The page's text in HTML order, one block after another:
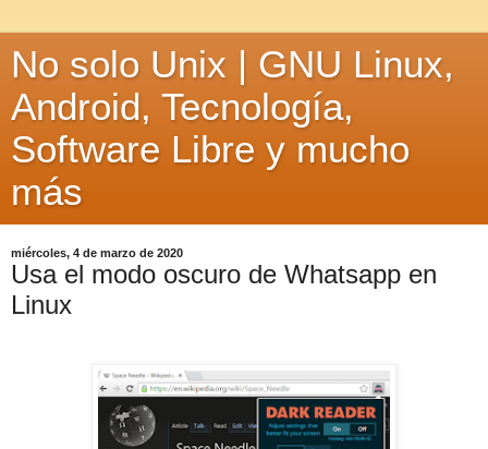
No solo Unix | GNU Linux,
Android, Tecnología,
Software Libre y mucho
más
miércoles, 4 de marzo de 2020
Usa el modo oscuro de Whatsapp en
Linux